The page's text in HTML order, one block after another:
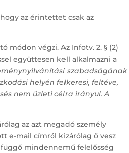
az érintettet csak az
módon végzi. Az Infotv. 2. § (2)
együttesen kell alkalmazni a
szabadságának
helyén felkeresi, feltéve,
nem üzleti célra irányul. A
az azt megadó személy
e-mail címről kizárólag ő vesz
mindennemű felelősség